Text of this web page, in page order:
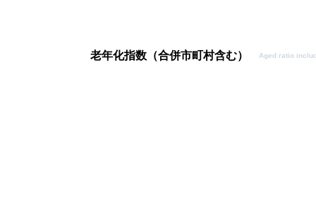
老年化指数（合併市町村含む） Aged ratio